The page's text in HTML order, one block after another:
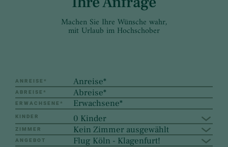
Machen Sie Ihre Wünsche wahr,
mit Urlaub im Hochschober
ANREISE *
ABREISE *
ERWACHSENE *
KINDER 0 Kinder
ZIMMER Kein Zimmer ausgewählt
ANGEBOT Flug Köln - Klagenfurt!